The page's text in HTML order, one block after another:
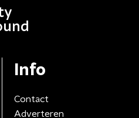
Info
Contact
Adverteren